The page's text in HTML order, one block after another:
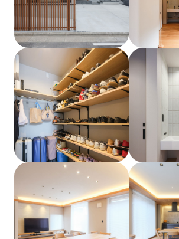
お問い合わせ
プライバシーポリシー
カスタマーハラスメントポリシー